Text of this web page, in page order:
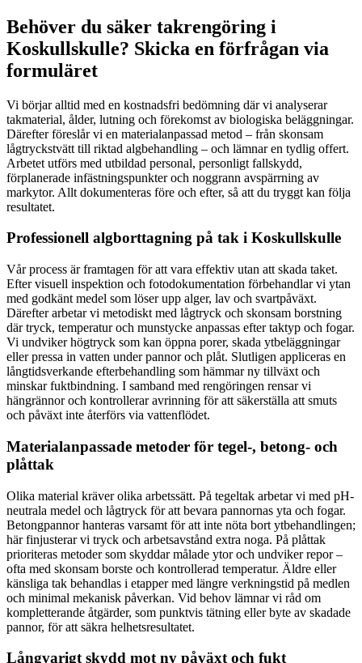
Behöver du säker takrengöring i
Koskullskulle? Skicka en förfrågan via
formuläret
Vi börjar alltid med en kostnadsfri bedömning där vi analyserar
takmaterial, ålder, lutning och förekomst av biologiska beläggningar.
Därefter föreslår vi en materialanpassad metod – från skonsam
lågtryckstvätt till riktad algbehandling – och lämnar en tydlig offert.
Arbetet utförs med utbildad personal, personligt fallskydd,
förplanerade infästningspunkter och noggrann avspärrning av
markytor. Allt dokumenteras före och efter, så att du tryggt kan följa
resultatet.
Professionell algborttagning på tak i Koskullskulle
Vår process är framtagen för att vara effektiv utan att skada taket.
Efter visuell inspektion och fotodokumentation förbehandlar vi ytan
med godkänt medel som löser upp alger, lav och svartpåväxt.
Därefter arbetar vi metodiskt med lågtryck och skonsam borstning
där tryck, temperatur och munstycke anpassas efter taktyp och fogar.
Vi undviker högtryck som kan öppna porer, skada ytbeläggningar
eller pressa in vatten under pannor och plåt. Slutligen appliceras en
långtidsverkande efterbehandling som hämmar ny tillväxt och
minskar fuktbindning. I samband med rengöringen rensar vi
hängrännor och kontrollerar avrinning för att säkerställa att smuts
och påväxt inte återförs via vattenflödet.
Materialanpassade metoder för tegel-, betong- och
plåttak
Olika material kräver olika arbetssätt. På tegeltak arbetar vi med pH-
neutrala medel och lågtryck för att bevara pannornas yta och fogar.
Betongpannor hanteras varsamt för att inte nöta bort ytbehandlingen;
här finjusterar vi tryck och arbetsavstånd extra noga. På plåttak
prioriteras metoder som skyddar målade ytor och undviker repor –
ofta med skonsam borste och kontrollerad temperatur. Äldre eller
känsliga tak behandlas i etapper med längre verkningstid på medlen
och minimal mekanisk påverkan. Vid behov lämnar vi råd om
kompletterande åtgärder, som punktvis tätning eller byte av skadade
pannor, för att säkra helhetsresultatet.
Långvarigt skydd mot ny påväxt och fukt